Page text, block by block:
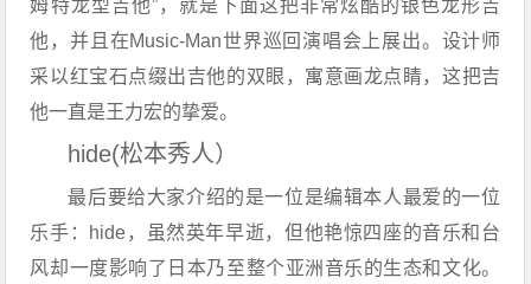
姆特龙型吉他”，就是下面这把非常炫酷的银色龙形吉
他，并且在Music-Man世界巡回演唱会上展出。设计师
采以红宝石点缀出吉他的双眼，寓意画龙点睛，这把吉
他一直是王力宏的挚爱。
hide(松本秀人）
最后要给大家介绍的是一位是编辑本人最爱的一位
乐手： hide，虽然英年早逝，但他艳惊四座的音乐和台
风却一度影响了日本乃至整个亚洲音乐的生态和文化。